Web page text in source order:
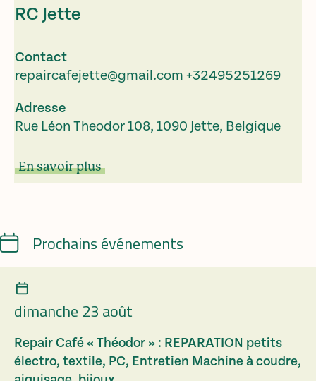
RC Jette
Contact
repaircafejette@gmail.com +32495251269
Adresse
Rue Léon Theodor 108, 1090 Jette, Belgique
En savoir plus
CalendrierProchains événements
dimanche 23 août
Repair Café « Théodor » : REPARATION petits
électro, textile, PC, Entretien Machine à coudre,